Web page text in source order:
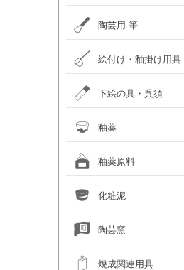
ポットミル機
タタラ機
釉薬攪拌機
秤
ひも作り機
グラインダ・ハ
陶芸用 筆
陶芸用筆セット
面相筆
彩色･呉須筆
ダミ筆
竹刷毛･平刷毛･
絵付け・釉掛け用具
絵付け・釉掛け
絵付け用小道具
梅皿･重ね皿
スポイト･比重計
霧吹き
釉掛けハサミ･柄
釉薬攪拌機
上薬容器
釉はがし刷毛･
乳鉢
ふるい
のり剤・溶媒剤
（撥水剤・マス
沈殿防止剤・解
下絵の具・呉須
下絵用転写紙
チューブ式下絵
液体下絵の具
粉末下絵の具
呉須
下絵具ワンスト
盛り絵具
下絵用ペン・鉛筆
楽焼下絵具
素焼き素材
釉薬
液体釉薬
粉末釉薬
基礎釉薬
シリーズ（上級
カフェカラー
カレット（ガラ
楽焼釉薬 無鉛
釉薬原料
釉薬着色剤 (金属
着色土石類
釉薬添加剤
（長石・珪石）
木灰･ワラ灰
釉薬媒溶剤
化粧泥
化粧泥 粉末
化粧泥 液体
陶芸窯
電気陶芸窯
石油陶芸窯
ガス陶芸窯
焼成関連用具